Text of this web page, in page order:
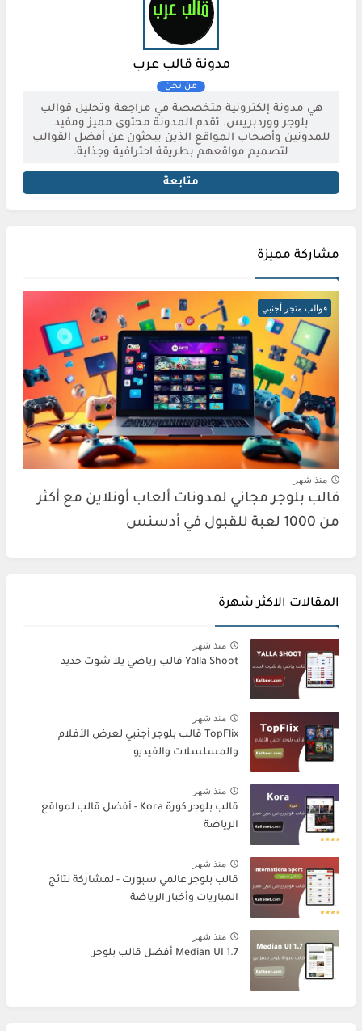
مدونة قالب عرب
هي مدونة إلكترونية متخصصة في مراجعة وتحليل قوالب
بلوجر ووردبريس. تقدم المدونة محتوى مميز ومفيد
للمدونين وأصحاب المواقع الذين يبحثون عن أفضل القوالب
لتصميم مواقعهم بطريقة احترافية وجذابة.
متابعة
مشاركة مميزة
قوالب متجر أجنبي
منذ شهر
قالب بلوجر مجاني لمدونات ألعاب أونلاين مع أكثر
من 1000 لعبة للقبول في أدسنس
المقالات الاكثر شهرة
منذ شهر
Yalla Shoot قالب رياضي يلا شوت جديد
منذ شهر
TopFlix قالب بلوجر أجنبي لعرض الأفلام
والمسلسلات والفيديو
منذ شهر
قالب بلوجر كورة Kora - أفضل قالب لمواقع
الرياضة
منذ شهر
قالب بلوجر عالمي سبورت - لمشاركة نتائج
المباريات وأخبار الرياضة
منذ شهر
Median UI 1.7 أفضل قالب بلوجر